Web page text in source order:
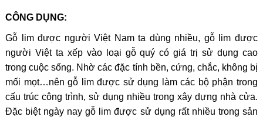
CÔNG DỤNG:
Gỗ lim được người Việt Nam ta dùng nhiều, gỗ lim được
người Việt ta xếp vào loại gỗ quý có giá trị sử dụng cao
trong cuộc sống. Nhờ các đặc tính bền, cứng, chắc, không bị
mối mọt…nên gỗ lim được sử dụng làm các bộ phận trong
cấu trúc công trình, sử dụng nhiều trong xây dựng nhà cửa.
Đặc biệt ngày nay gỗ lim được sử dụng rất nhiều trong sản